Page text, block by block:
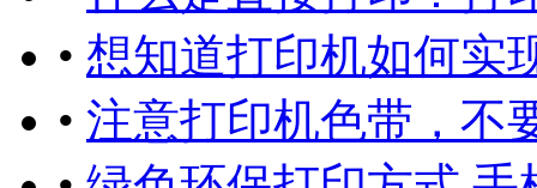
• 想知道打印机如何实
• 注意打印机色带，不